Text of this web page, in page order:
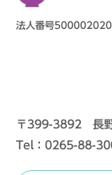
法人番号
〒399-3892 長野
Tel：0265-88-